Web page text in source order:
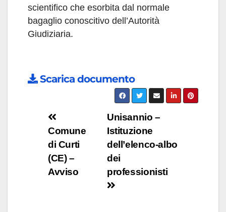
scientifico che esorbita dal normale
bagaglio conoscitivo dell’Autorità
Giudiziaria.
Scarica documento
Navigazione
articoli
Unisannio –
Istituzione
dell’elenco-albo
dei
professionisti
Comune
di Curti
(CE) –
Avviso